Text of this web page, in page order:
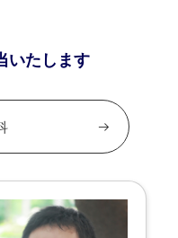
いたします